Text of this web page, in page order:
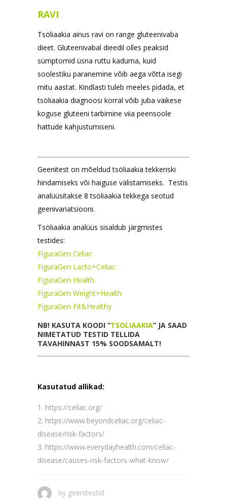
RAVI
Tsöliaakia ainus ravi on range gluteenivaba
dieet. Gluteenivabal dieedil olles peaksid
sümptomid üsna ruttu kaduma, kuid
soolestiku paranemine võib aega võtta isegi
mitu aastat. Kindlasti tuleb meeles pidada, et
tsöliaakia diagnoosi korral võib juba väikese
koguse gluteeni tarbimine viia peensoole
hattude kahjustumiseni.
Geenitest on mõeldud tsöliaakia tekkeriski
hindamiseks või haiguse välistamiseks. Testis
analüüsitakse 8 tsöliaakia tekkega seotud
geenivariatsiooni.
Tsöliaakia analüüs sisaldub järgmistes
testides:
FiguraGen Celiac
FiguraGen Lacto+Celiac
FiguraGen Health
FiguraGen Weight+Health
FiguraGen Fit&Healthy
NB! KASUTA KOODI “TSOLIAAKIA” JA SAAD
NIMETATUD TESTID TELLIDA
TAVAHINNAST 15% SOODSAMALT!
Kasutatud allikad:
https://celiac.org/
https://www.beyondceliac.org/celiac-
disease/risk-factors/
https://www.everydayhealth.com/celiac-
disease/causes-risk-factors-what-know/
by geenitestid